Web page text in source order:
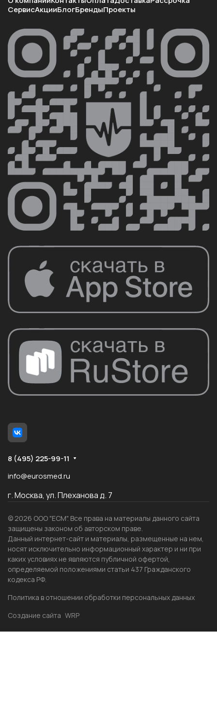
СервисАкцииБлогБрендыПроекты
8 (495) 225-99-11
info@eurosmed.ru
г. Москва, ул. Плеханова д. 7
© 2026 ООО "ЕСМ". Все права на материалы данного сайта
защищены законом об авторском праве.
Данный интернет-сайт и материалы, размещенные на нем,
носят исключительно информационный характер и ни при
каких условиях не являются публичной офертой,
определяемой положениями статьи 437 Гражданского
кодекса РФ.
Политика в отношении обработки персональных данных
Создание сайта WRP